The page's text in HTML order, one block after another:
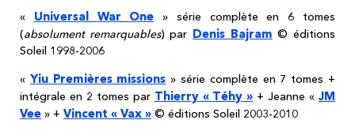
« Universal War One » série complète en 6 tomes
(absolument remarquables) par Denis Bajram © éditions
Soleil 1998-2006
« Yiu Premières missions » série complète en 7 tomes +
intégrale en 2 tomes par Thierry « Téhy » + Jeanne «JM
Vee » + Vincent « Vax » © éditions Soleil 2003-2010